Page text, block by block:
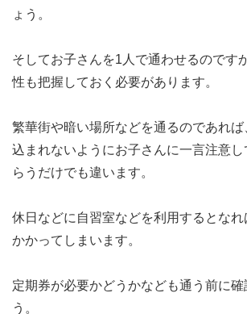
ょう。
そしてお子さんを1人で通わせるのです
性も把握しておく必要があります。
繁華街や暗い場所などを通るのであれば
込まれないようにお子さんに一言注意
らうだけでも違います。
休日などに自習室などを利用するとな
かかってしまいます。
定期券が必要かどうかなども通う前に確
う。